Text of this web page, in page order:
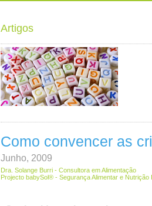
Artigos
Como convencer as
Junho, 2009
Dra. Solange Burri - Consultora em Alimentação
Projecto babySol® - Segurança Alimentar e Nutrição